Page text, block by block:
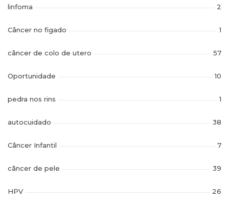
linfoma 2
Câncer no figado 1
câncer de colo de utero 57
Oportunidade 10
pedra nos rins 1
autocuidado 38
Câncer Infantil 7
câncer de pele 39
HPV 26